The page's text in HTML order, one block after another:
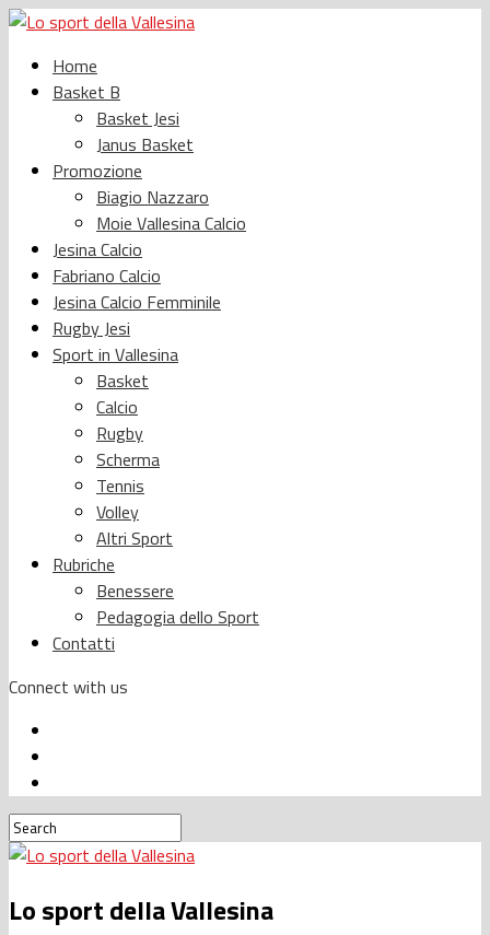
Home
Basket B
Basket Jesi
Janus Basket
Promozione
Biagio Nazzaro
Moie Vallesina Calcio
Jesina Calcio
Fabriano Calcio
Jesina Calcio Femminile
Rugby Jesi
Sport in Vallesina
Basket
Calcio
Rugby
Scherma
Tennis
Volley
Altri Sport
Rubriche
Benessere
Pedagogia dello Sport
Contatti
Connect with us
Lo sport della Vallesina